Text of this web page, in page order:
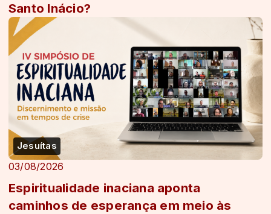
Santo Inácio?
Jesuítas
03/08/2026
Espiritualidade inaciana aponta
caminhos de esperança em meio às